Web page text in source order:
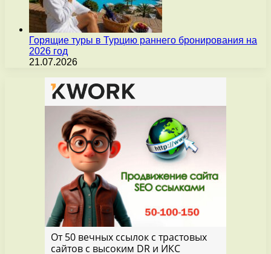
Горящие туры в Турцию раннего бронирования на
2026 год
21.07.2026